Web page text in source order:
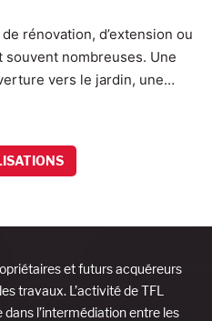
rénovation, d’extension ou
nombreuses. Une
vers le jardin, une…
et futurs acquéreurs
travaux. L’activité de TFL
l’intermédiation entre les